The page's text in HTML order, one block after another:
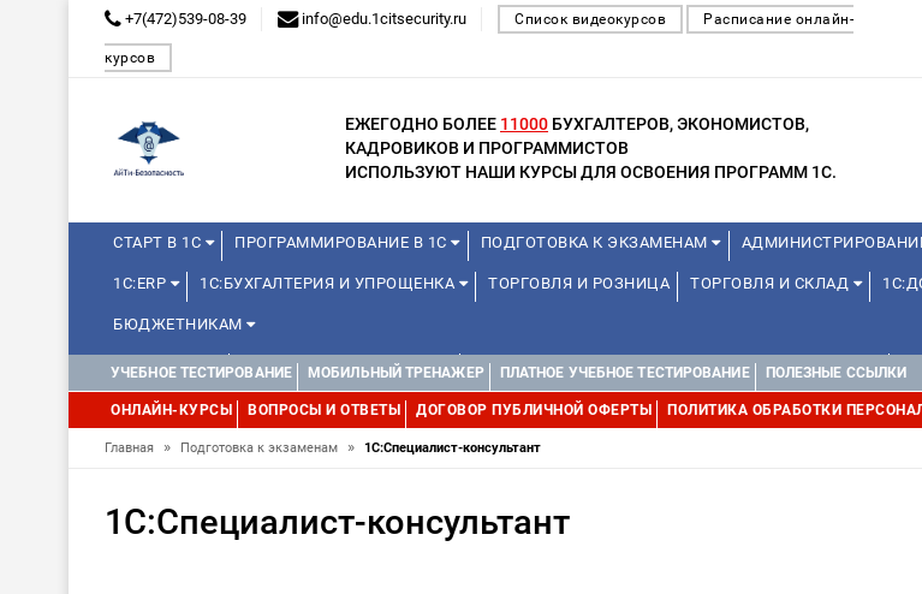
+7(472)539-08-39 info@edu.1citsecurity.ru Список видеокурсов Расписание онлайн-
курсов
ЕЖЕГОДНО БОЛЕЕ 11000 БУХГАЛТЕРОВ, ЭКОНОМИСТОВ,
КАДРОВИКОВ И ПРОГРАММИСТОВ
ИСПОЛЬЗУЮТ НАШИ КУРСЫ ДЛЯ ОСВОЕНИЯ ПРОГРАММ 1С.
СТАРТ В 1С ПРОГРАММИРОВАНИЕ В 1С ПОДГОТОВКА К ЭКЗАМЕНАМ
1С:ERP 1С:БУХГАЛТЕРИЯ И УПРОЩЕНКА ТОРГОВЛЯ И РОЗНИЦА ТОРГОВЛЯ И СКЛАД
БЮДЖЕТНИКАМ
МИНИ-КУРСЫ КУРСЫ ДЛЯ ШКОЛЬНИКОВ КУРСЫ ДЛЯ ПРЕПОДАВАТЕЛЕЙ ШКОЛЬНЫХ КУРСОВ
УПРАВЛЕНИЕ ПРОЕКТАМИ УПРАВЛЕНЦАМ ДРУГИЕ 1С:МЕДИЦИНА WEB, JAVA И ANDROID
УЧЕБНОЕ ТЕСТИРОВАНИЕ МОБИЛЬНЫЙ ТРЕНАЖЕР ПЛАТНОЕ УЧЕБНОЕ ТЕСТИРОВАНИЕ ПОЛЕЗНЫЕ ССЫЛКИ
ОНЛАЙН-КУРСЫ ВОПРОСЫ И ОТВЕТЫ ДОГОВОР ПУБЛИЧНОЙ ОФЕРТЫ ПОЛИТИКА ОБРАБОТКИ
Главная » Подготовка к экзаменам » 1С:Специалист-консультант
1С:Специалист-консультант